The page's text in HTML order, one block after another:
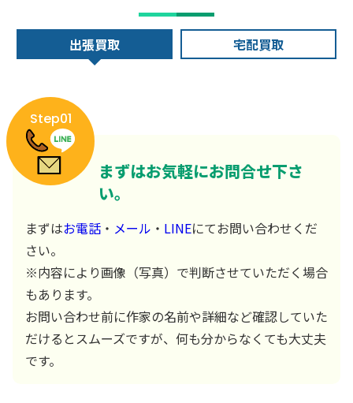
出張買取 宅配買取
Step01
まずはお気軽にお問合せ下さ
い。
まずはお電話 ・ メール ・ LINEにてお問い合わせくだ
さい。
※内容により画像（写真）で判断させていただく場合
もあります。
お問い合わせ前に作家の名前や詳細など確認していた
だけるとスムーズですが、何も分からなくても大丈夫
です。